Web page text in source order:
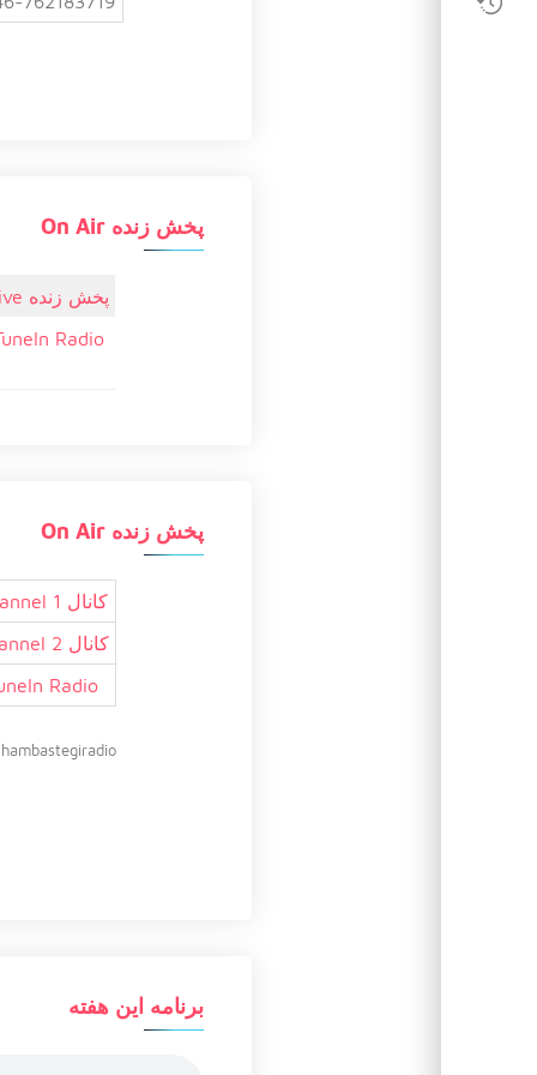
پخش زنده On Air
پخش زنده Live
Radio
پخش زنده On Air
کانال 1 Channel
کانال 2 Channel
Radio
hambastegiradio@
برنامه این هفته